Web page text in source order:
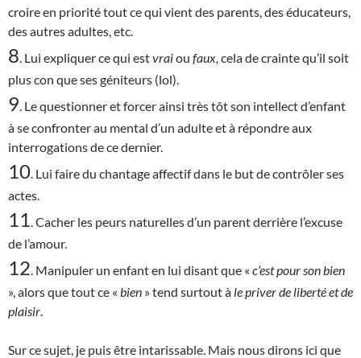
croire en priorité tout ce qui vient des parents, des éducateurs,
des autres adultes, etc.
8 . Lui expliquer ce qui estvraiou faux, cela de crainte qu’il soit
plus con que ses géniteurs (lol).
9 . Le questionner et forcer ainsi très tôt son intellect d’enfant
à se confronter au mental d’un adulte et à répondre aux
interrogations de ce dernier.
10 . Lui faire du chantage affectif dans le but de contrôler ses
actes.
11 . Cacher les peurs naturelles d’un parent derrière l’excuse
de l’amour.
12 . Manipuler un enfant en lui disant que « c’estpour son bien
», alors que tout ce « bien » tend surtout à le priver de liberté et de
plaisir
Sur ce sujet, je puis être intarissable. Mais nous dirons ici que